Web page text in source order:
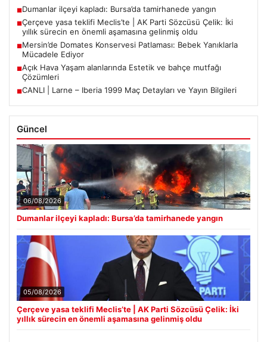
■Dumanlar ilçeyi kapladı: Bursa’da tamirhanede yangın
■Çerçeve yasa teklifi Meclis’te | AK Parti Sözcüsü Çelik: İki
yıllık sürecin en önemli aşamasına gelinmiş oldu
■Mersin’de Domates Konservesi Patlaması: Bebek Yanıklarla
Mücadele Ediyor
■Açık Hava Yaşam alanlarında Estetik ve bahçe mutfağı
Çözümleri
■CANLI | Larne – Iberia 1999 Maç Detayları ve Yayın Bilgileri
Güncel
06/08/2026
Dumanlar ilçeyi kapladı: Bursa’da tamirhanede yangın
05/08/2026
Çerçeve yasa teklifi Meclis’te | AK Parti Sözcüsü Çelik: İki
yıllık sürecin en önemli aşamasına gelinmiş oldu